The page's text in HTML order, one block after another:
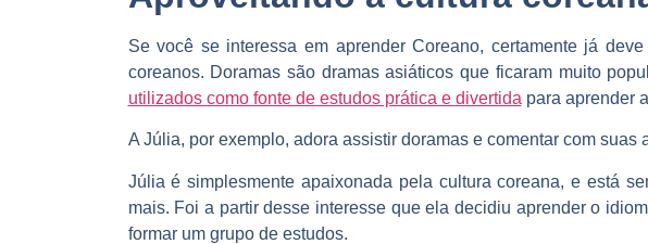
Se você se interessa em aprender Coreano, certamente já
coreanos. Doramas são dramas asiáticos que ficaram muito
utilizados como fonte de estudos prática e divertida para aprender
A Júlia, por exemplo, adora assistir doramas e comentar com suas
Júlia é simplesmente apaixonada pela cultura coreana, e está
mais. Foi a partir desse interesse que ela decidiu aprender o
formar um grupo de estudos.